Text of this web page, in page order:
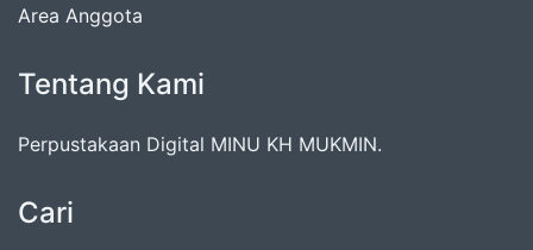
Area Anggota
Tentang Kami
Perpustakaan Digital MINU KH MUKMIN.
Cari